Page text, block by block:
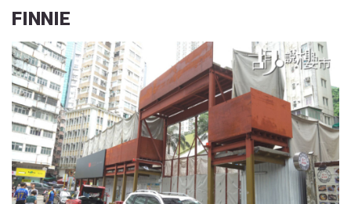
FINNIE